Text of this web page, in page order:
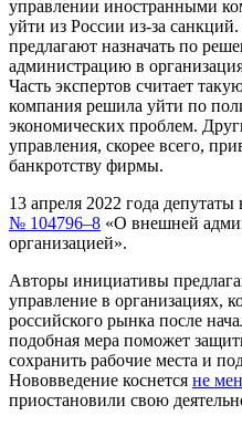
управлении иностранными
уйти из России из-за
предлагают назначать по
администрацию в
Часть экспертов считает
компания решила уйти по
экономических проблем.
управления, скорее всего,
банкротству фирмы.
13 апреля 2022 года
№ 104796–8 «О внешней
организацией».
Авторы инициативы
управление в организациях,
российского рынка после
подобная мера поможет
сохранить рабочие места и
Нововведение коснется не
приостановили свою